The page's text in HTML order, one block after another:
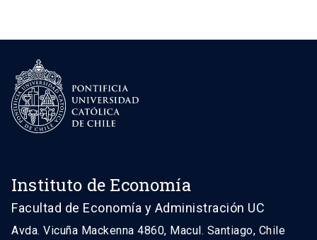
Instituto de Economía
Facultad de Economía y Administración UC
Avda. Vicuña Mackenna 4860, Macul. Santiago, Chile